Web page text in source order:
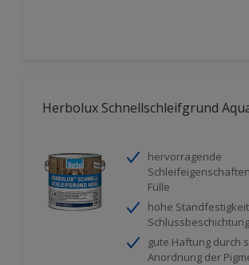
Herbolux Schnellschleifgrund
hervorragende
Fülle
hohe
Schlussbeschichtung
gute Haftung durch
Anordnung der